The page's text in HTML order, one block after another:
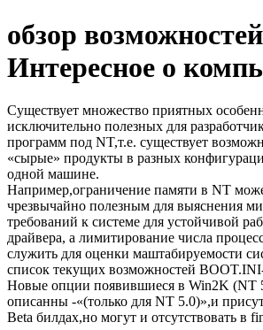
обзор
Интересное о
Существует множество приятных
исключительно полезных для
программ под NT,т.е. существует
«сырые» продукты в разных
одной машине.
Например,ограничение памяти в NT
чрезвычайно полезным для выяснения
требований к системе для устойчивой
драйвера, а лимитирование числа
служить для оценки маштабируемости
список текущих возможностей
Новые опции появившиеся в Win2K (NT
описанны -«(только для NT 5.0)»,и
Beta билдах,но могут и отсутствовать в